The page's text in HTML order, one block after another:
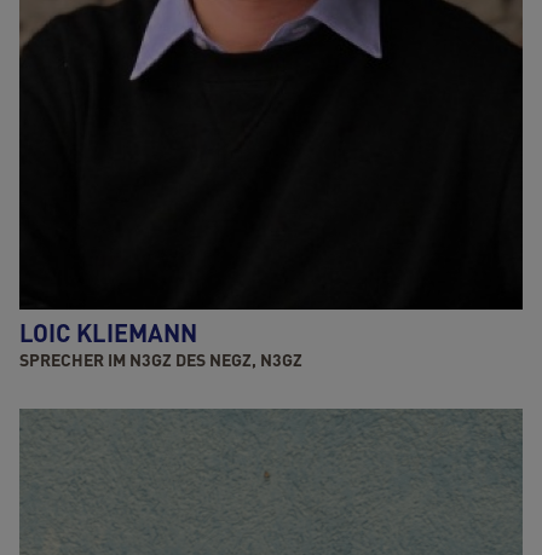
LOIC KLIEMANN
SPRECHER IM N3GZ DES NEGZ, N3GZ